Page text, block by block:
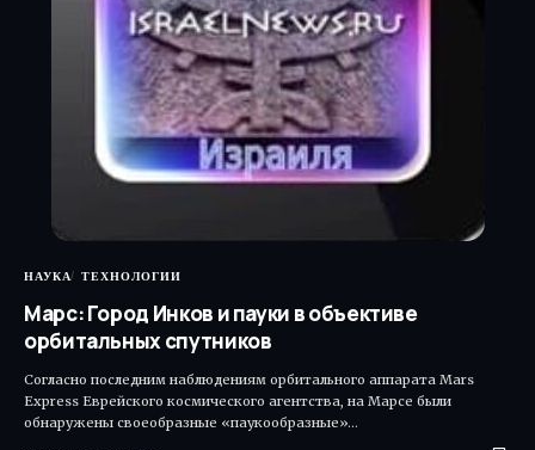
НАУКА ТЕХНОЛОГИИ
Марс: Город Инков и пауки в объективе
орбитальных спутников
Согласно последним наблюдениям орбитального аппарата Mars
Express Еврейского космического агентства, на Марсе были
обнаружены своеобразные «паукообразные»…